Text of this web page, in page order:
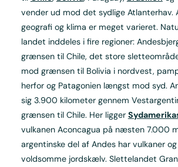
vender ud mod det sydlige Atlanterhav.
geografi og klima er meget varieret.
landet inddeles i fire regioner:
grænsen til Chile, det store
mod grænsen til Bolivia i nordvest,
herfor og Patagonien længst mod syd.
sig 3.900 kilometer gennem
grænsen til Chile. Her ligger
vulkanen Aconcagua på næsten 7.000
argentinske del af Andes har vulkaner
voldsomme jordskælv. Slettelandet